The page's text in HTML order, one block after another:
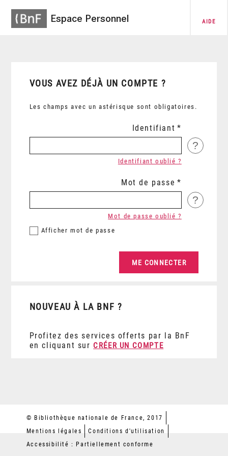
Espace Personnel AIDE
VOUS AVEZ DÉJÀ UN COMPTE ?
Les champs avec un astérisque sont obligatoires.
Identifiant
?
Identifiant oublié ?
Mot de passe
?
Afficher mot de passe
Mot de passe oublié ?
NOUVEAU À LA BNF ?
Profitez des services offerts par la BnF
en cliquant sur CRÉER UN COMPTE
© Bibliothèque nationale de France, 2017
Mentions légales
Conditions d'utilisation
Accessibilité : Partiellement conforme